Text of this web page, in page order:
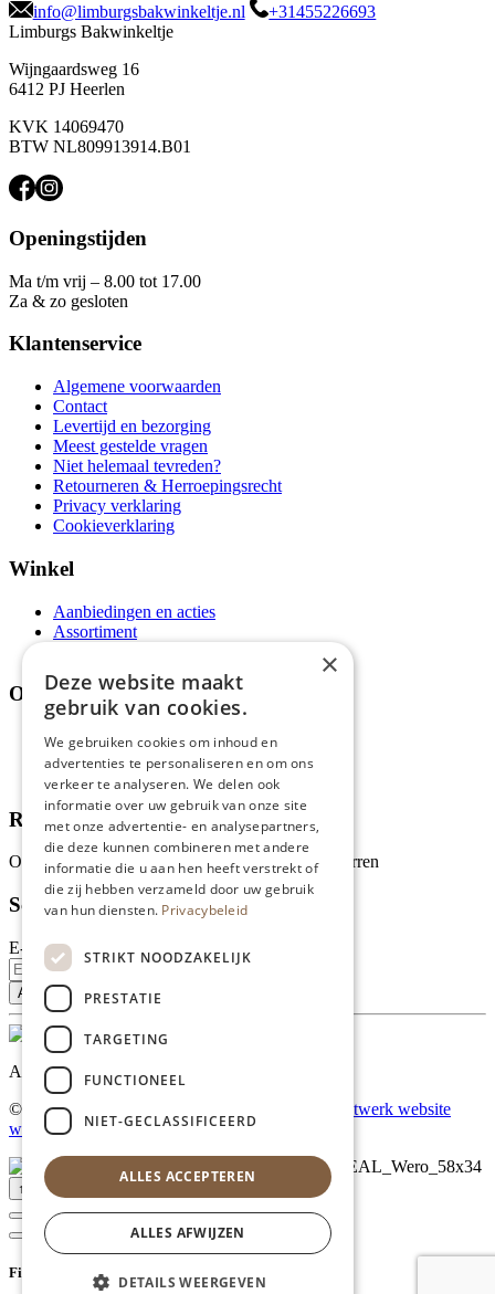
info@limburgsbakwinkeltje.nl
+31455226693
Limburgs Bakwinkeltje
Wijngaardsweg 16
6412 PJ Heerlen
KVK 14069470
BTW NL809913914.B01
Openingstijden
Ma t/m vrij – 8.00 tot 17.00
Za & zo gesloten
Klantenservice
Algemene voorwaarden
Contact
Levertijd en bezorging
Meest gestelde vragen
Niet helemaal tevreden?
Retourneren & Herroepingsrecht
Privacy verklaring
Cookieverklaring
Winkel
Aanbiedingen en acties
Assortiment
Over ons
Wie zijn wij?
Recepten
Tips
Recensies
Onze klanten waarderen ons met 4.9 van de 5 sterren
Schrijf je in voor onze nieuwsbrief
E-mailadres
Al onze prijzen zijn incl. BTW
© Copyright 2026 Limburgs Bakwinkeltje |
Maatwerk website
webmix
↑ Top
Filter
×
Deze website maakt
gebruik van cookies.
We gebruiken cookies om inhoud en
advertenties te personaliseren en om ons
verkeer te analyseren. We delen ook
informatie over uw gebruik van onze site
met onze advertentie- en analysepartners,
die deze kunnen combineren met andere
informatie die u aan hen heeft verstrekt of
die zij hebben verzameld door uw gebruik
van hun diensten. Privacybeleid
STRIKT NOODZAKELIJK
PRESTATIE
TARGETING
FUNCTIONEEL
NIET-GECLASSIFICEERD
ALLES ACCEPTEREN
ALLES AFWIJZEN
DETAILS WEERGEVEN